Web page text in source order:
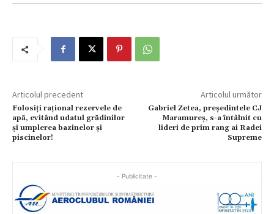
Articolul precedent
Folosiți rațional rezervele de
apă, evitând udatul grădinilor
și umplerea bazinelor și
piscinelor!
Articolul următor
Gabriel Zetea, președintele CJ
Maramureș, s-a întâlnit cu
lideri de prim rang ai Radei
Supreme
- Publicitate -